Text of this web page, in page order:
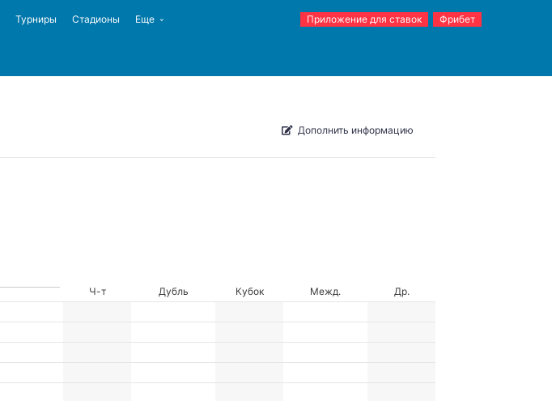
Турниры Стадионы Еще Приложение для ставок Фрибет
Дополнить информацию
Ч-т Дубль Кубок Межд.
Др.